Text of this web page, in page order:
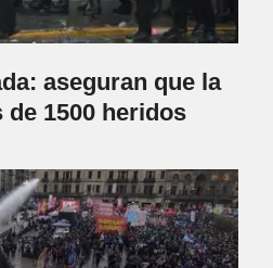
aseguran que la
1500 heridos